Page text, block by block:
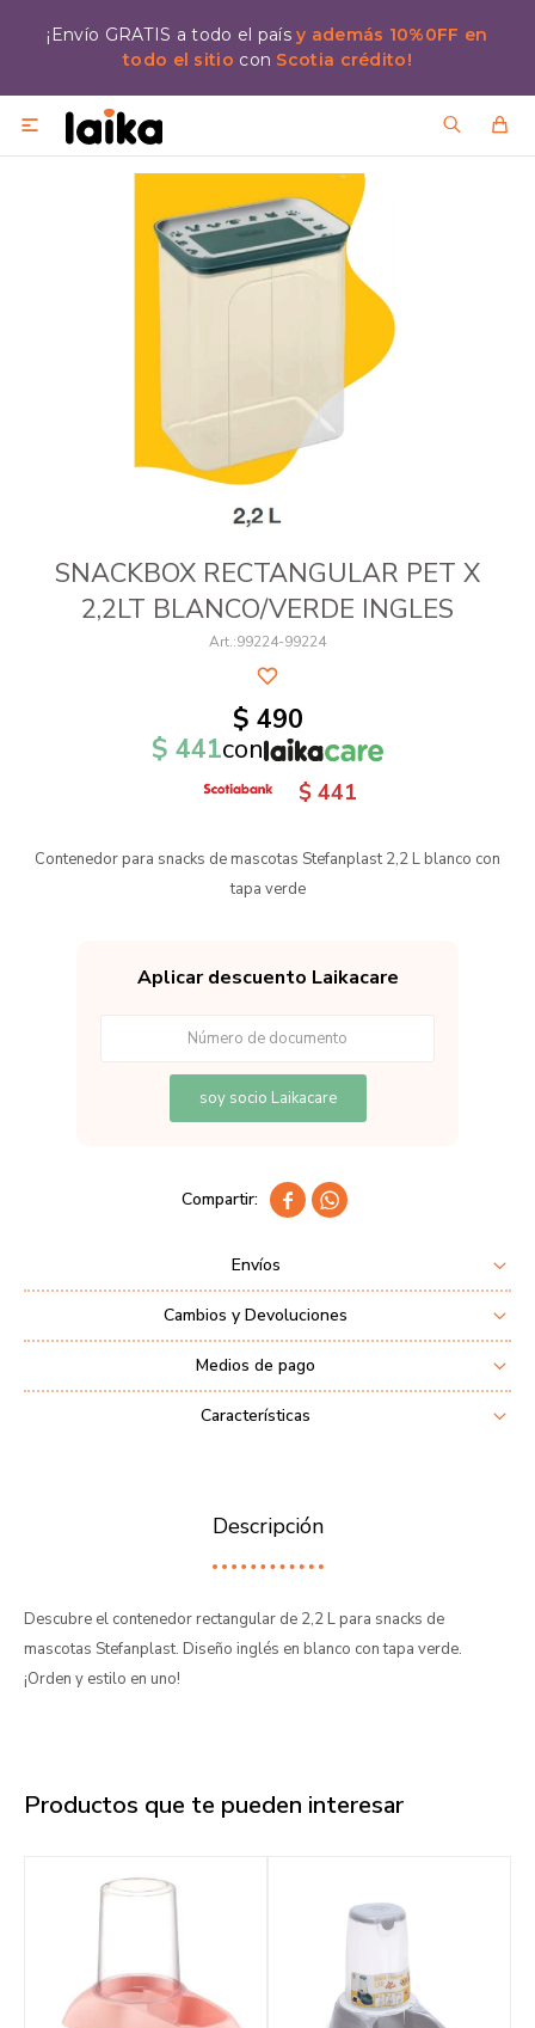
¡Envío GRATIS a todo el paísy además 10%0FF en
todo el sitio con Scotia crédito!

SNACKBOX RECTANGULAR PET X
2,2LT BLANCO/VERDE INGLES
99224-99224
$ 490
$ 441con
$ 441
Contenedor para snacks de mascotas Stefanplast 2,2 L blanco con
tapa verde
Aplicar descuento Laikacare
soy socio Laikacare
 
Envíos
Cambios y Devoluciones
Medios de pago
Características
Descripción
Descubre el contenedor rectangular de 2,2 L para snacks de
mascotas Stefanplast. Diseño inglés en blanco con tapa verde.
¡Orden y estilo en uno!
Productos que te pueden interesar